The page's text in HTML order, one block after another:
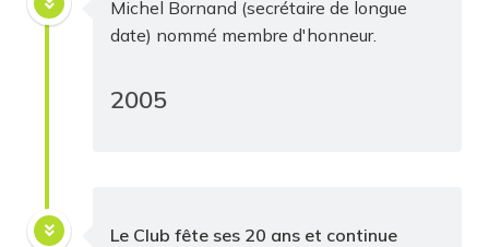
Michel Bornand (secrétaire de longue
date) nommé membre d'honneur.
2005
Le Club fête ses 20 ans et continue